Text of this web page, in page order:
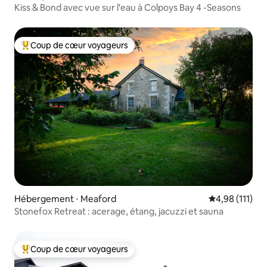
Kiss & Bond avec vue sur l'eau à Colpoys Bay 4 -Seasons
Coups de cœur voyageurs les plus appréciés
Coup de cœur voyageurs
Hébergement ⋅ Meaford Évaluation
4,98 (111)
Stonefox Retreat : acerage, étang, jacuzzi et sauna
Coups de cœur voyageurs les plus appréciés
Coup de cœur voyageurs